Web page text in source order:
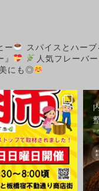
ー スパイスとハー
人気フレーバー
にも◎